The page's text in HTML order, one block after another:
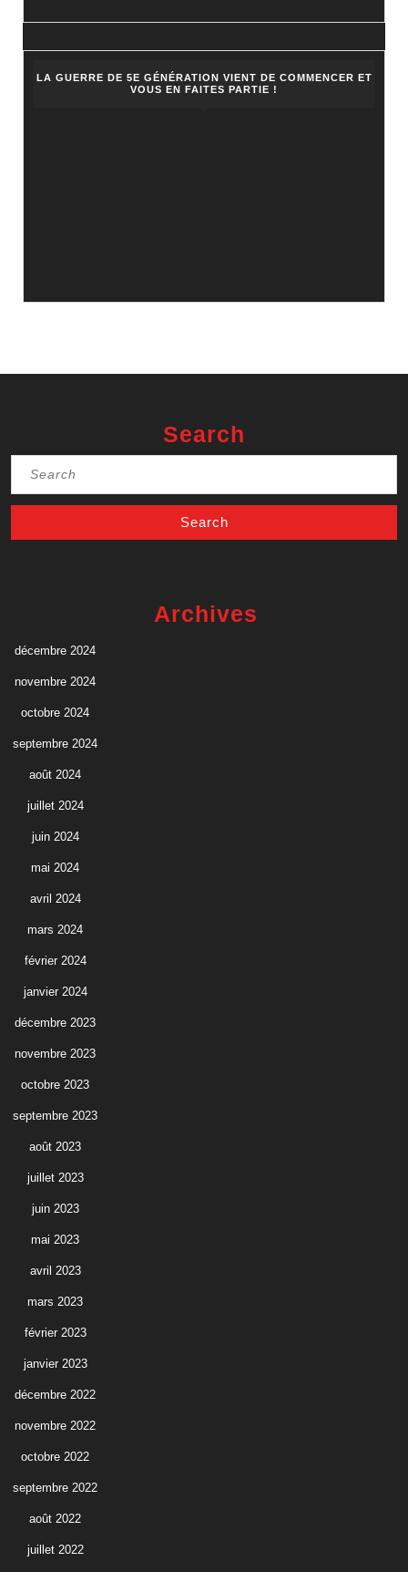
LA GUERRE DE 5E GÉNÉRATION VIENT DE COMMENCER ET
VOUS EN FAITES PARTIE !
Search
Archives
décembre 2024
novembre 2024
octobre 2024
septembre 2024
août 2024
juillet 2024
juin 2024
mai 2024
avril 2024
mars 2024
février 2024
janvier 2024
décembre 2023
novembre 2023
octobre 2023
septembre 2023
août 2023
juillet 2023
juin 2023
mai 2023
avril 2023
mars 2023
février 2023
janvier 2023
décembre 2022
novembre 2022
octobre 2022
septembre 2022
août 2022
juillet 2022